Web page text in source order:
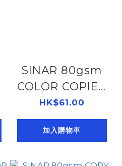
SINAR 80gsm
COLOR COPIER
PAPER A4 -
OCEAN (#120)
406637250
HK$61.00
加入購物車